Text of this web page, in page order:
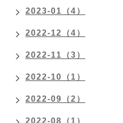
2023-01（4）
2022-12（4）
2022-11（3）
2022-10（1）
2022-09（2）
2022-08（1）